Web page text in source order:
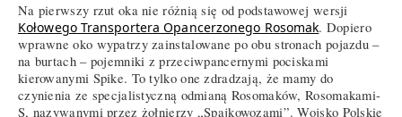
Na pierwszy rzut oka nie różnią się od podstawowej wersji
Kołowego Transportera Opancerzonego Rosomak. Dopiero
wprawne oko wypatrzy zainstalowane po obu stronach pojazdu –
na burtach – pojemniki z przeciwpancernymi pociskami
kierowanymi Spike. To tylko one zdradzają, że mamy do
czynienia ze specjalistyczną odmianą Rosomaków, Rosomakami-
S, nazywanymi przez żołnierzy „Spajkowozami”. Wojsko Polskie